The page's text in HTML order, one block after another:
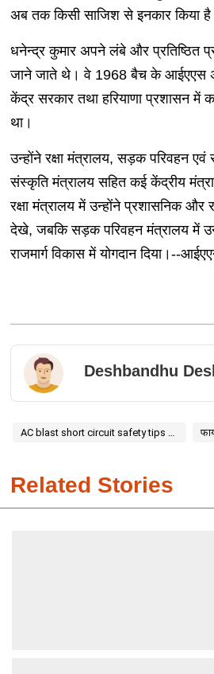
अब तक किसी साजिश से इनकार किया
धनेन्द्र कुमार अपने लंबे और प्रतिष्ठित
जाने जाते थे। वे 1968 बैच के आईएएस
केंद्र सरकार तथा हरियाणा प्रशासन में
था।
उन्होंने रक्षा मंत्रालय, सड़क परिवहन एवं
संस्कृति मंत्रालय सहित कई केंद्रीय
रक्षा मंत्रालय में उन्होंने प्रशासनिक और
देखे, जबकि सड़क परिवहन मंत्रालय में
राजमार्ग विकास में योगदान दिया।--
Deshbandhu
AC blast short circuit safety tips hindi
Related Stories